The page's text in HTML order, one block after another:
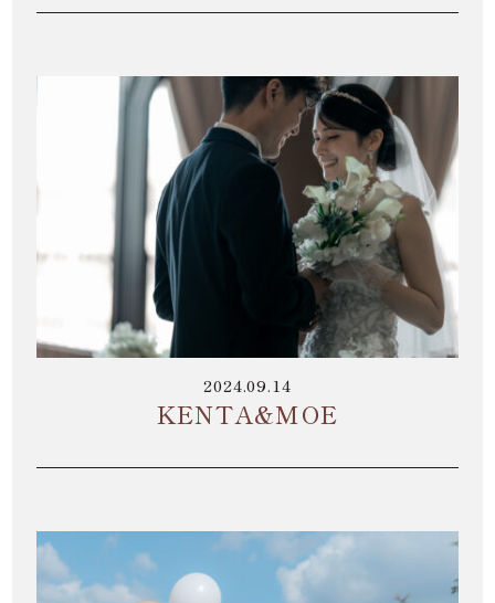
2024.09.14
KENTA&MOE